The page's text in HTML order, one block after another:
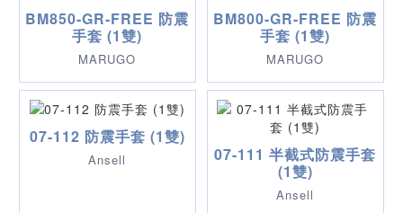
BM850-GR-FREE 防震
手套 (1雙)
MARUGO
BM800-GR-FREE 防震
手套 (1雙)
MARUGO
07-112 防震手套 (1雙)
Ansell
07-111 半截式防震手套
(1雙)
Ansell